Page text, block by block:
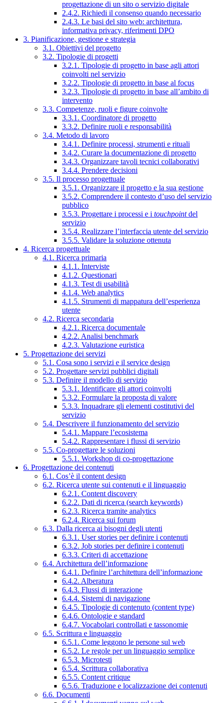
progettazione di un sito o servizio digitale
2.4.2. Richiedi il consenso quando necessario
2.4.3. Le basi del sito web: architettura,
informativa privacy, riferimenti DPO
3. Pianificazione, gestione e strategia
3.1. Obiettivi del progetto
3.2. Tipologie di progetti
3.2.1. Tipologie di progetto in base agli attori
coinvolti nel servizio
3.2.2. Tipologie di progetto in base al focus
3.2.3. Tipologie di progetto in base all’ambito di
intervento
3.3. Competenze, ruoli e figure coinvolte
3.3.1. Coordinatore di progetto
3.3.2. Definire ruoli e responsabilità
3.4. Metodo di lavoro
3.4.1. Definire processi, strumenti e rituali
3.4.2. Curare la documentazione di progetto
3.4.3. Organizzare tavoli tecnici collaborativi
3.4.4. Prendere decisioni
3.5. Il processo progettuale
3.5.1. Organizzare il progetto e la sua gestione
3.5.2. Comprendere il contesto d’uso del servizio
pubblico
3.5.3. Progettare i processi e i touchpointdel
servizio
3.5.4. Realizzare l’interfaccia utente del servizio
3.5.5. Validare la soluzione ottenuta
4. Ricerca progettuale
4.1. Ricerca primaria
4.1.1. Interviste
4.1.2. Questionari
4.1.3. Test di usabilità
4.1.4. Web analytics
4.1.5. Strumenti di mappatura dell’esperienza
utente
4.2. Ricerca secondaria
4.2.1. Ricerca documentale
4.2.2. Analisi benchmark
4.2.3. Valutazione euristica
5. Progettazione dei servizi
5.1. Cosa sono i servizi e il service design
5.2. Progettare servizi pubblici digitali
5.3. Definire il modello di servizio
5.3.1. Identificare gli attori coinvolti
5.3.2. Formulare la proposta di valore
5.3.3. Inquadrare gli elementi costitutivi del
servizio
5.4. Descrivere il funzionamento del servizio
5.4.1. Mappare l’ecosistema
5.4.2. Rappresentare i flussi di servizio
5.5. Co-progettare le soluzioni
5.5.1. Workshop di co-progettazione
6. Progettazione dei contenuti
6.1. Cos’è il content design
6.2. Ricerca utente sui contenuti e il linguaggio
6.2.1. Content discovery
6.2.2. Dati di ricerca (search keywords)
6.2.3. Ricerca tramite analytics
6.2.4. Ricerca sui forum
6.3. Dalla ricerca ai bisogni degli utenti
6.3.1. User stories per definire i contenuti
6.3.2. Job stories per definire i contenuti
6.3.3. Criteri di accettazione
6.4. Architettura dell’informazione
6.4.1. Definire l’architettura dell’informazione
6.4.2. Alberatura
6.4.3. Flussi di interazione
6.4.4. Sistemi di navigazione
6.4.5. Tipologie di contenuto (content type)
6.4.6. Ontologie e standard
6.4.7. Vocabolari controllati e tassonomie
6.5. Scrittura e linguaggio
6.5.1. Come leggono le persone sul web
6.5.2. Le regole per un linguaggio semplice
6.5.3. Microtesti
6.5.4. Scrittura collaborativa
6.5.5. Content critique
6.5.6. Traduzione e localizzazione dei contenuti
6.6. Documenti